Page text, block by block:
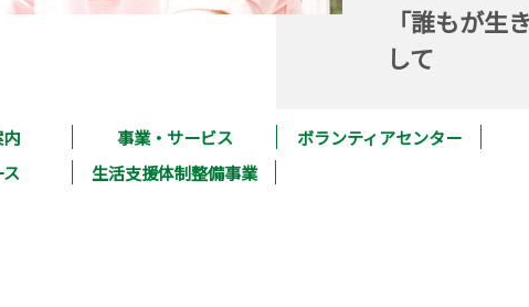
「誰もが
して
事業・サービス ボランティアセンター
生活支援体制整備事業